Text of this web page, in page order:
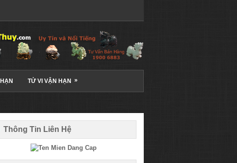
TỬ VI VẬN HẠN »
Thông Tin Liên Hệ